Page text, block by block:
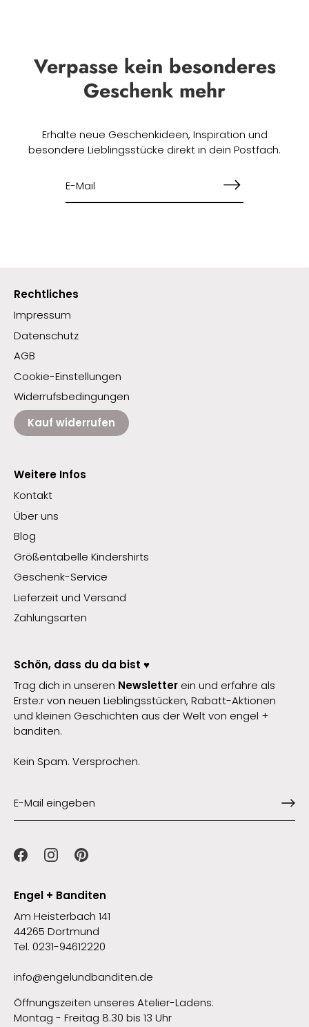
Verpasse kein besonderes
Geschenk mehr
Erhalte neue Geschenkideen, Inspiration und
besondere Lieblingsstücke direkt in dein Postfach.
Rechtliches
Impressum
Datenschutz
AGB
Cookie-Einstellungen
Widerrufsbedingungen
Kauf widerrufen
Weitere Infos
Kontakt
Über uns
Blog
Größentabelle Kindershirts
Geschenk-Service
Lieferzeit und Versand
Zahlungsarten
Schön, dass du da bist ♥️
Trag dich in unseren Newsletter ein und erfahre als
Erste:r von neuen Lieblingsstücken, Rabatt-Aktionen
und kleinen Geschichten aus der Welt von engel +
banditen.
Kein Spam. Versprochen.
Engel + Banditen
Am Heisterbach 141
44265 Dortmund
Tel. 0231-94612220
info@engelundbanditen.de
Öffnungszeiten unseres Atelier-Ladens:
Montag - Freitag 8.30 bis 13 Uhr